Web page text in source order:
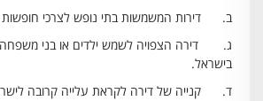
ב. דירות המשמשות בתי נופש לצרכי חופשות
ג. דירה הצפויה לשמש ילדים או בני משפחה
בישראל.
ד. קנייה של דירה לקראת עלייה קרובה